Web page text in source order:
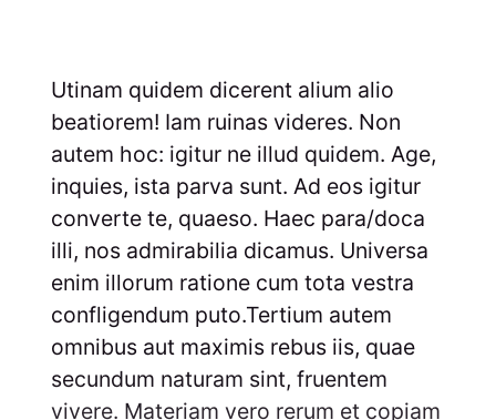
Utinam quidem dicerent alium alio
beatiorem! Iam ruinas videres. Non
autem hoc: igitur ne illud quidem. Age,
inquies, ista parva sunt. Ad eos igitur
converte te, quaeso. Haec para/doca
illi, nos admirabilia dicamus. Universa
enim illorum ratione cum tota vestra
confligendum puto.Tertium autem
omnibus aut maximis rebus iis, quae
secundum naturam sint, fruentem
vivere. Materiam vero rerum et copiam